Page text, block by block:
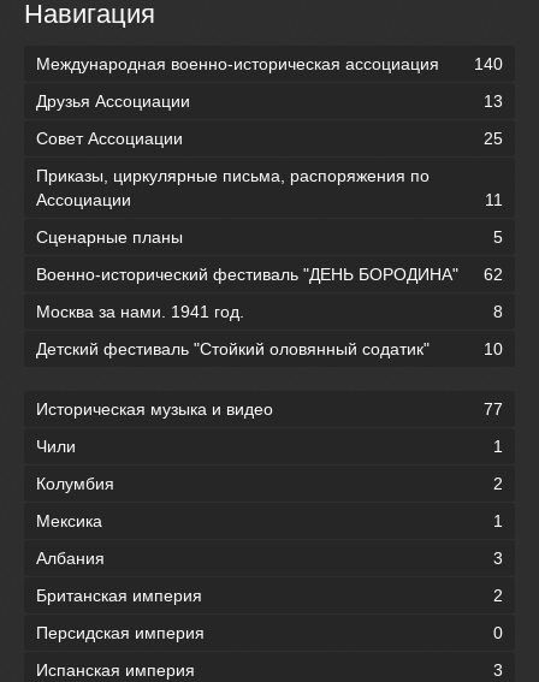
Навигация
Международная военно-историческая ассоциация
140
Друзья Ассоциации
13
Совет Ассоциации
25
Приказы, циркулярные письма, распоряжения по
Ассоциации
11
Сценарные планы
5
Военно-исторический фестиваль "ДЕНЬ БОРОДИНА"
62
Москва за нами. 1941 год.
8
Детский фестиваль "Стойкий оловянный содатик"
10
Историческая музыка и видео
77
Чили
1
Колумбия
2
Мексика
1
Албания
3
Британская империя
2
Персидская империя
0
Испанская империя
3